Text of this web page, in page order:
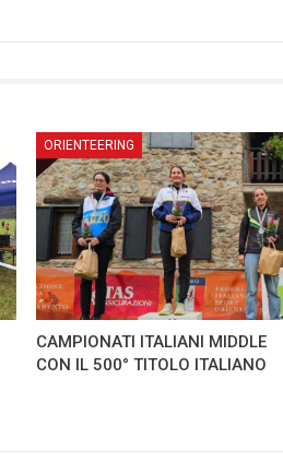
ORIENTEERING
CAMPIONATI ITALIANI MIDDLE
CON IL 500° TITOLO ITALIANO